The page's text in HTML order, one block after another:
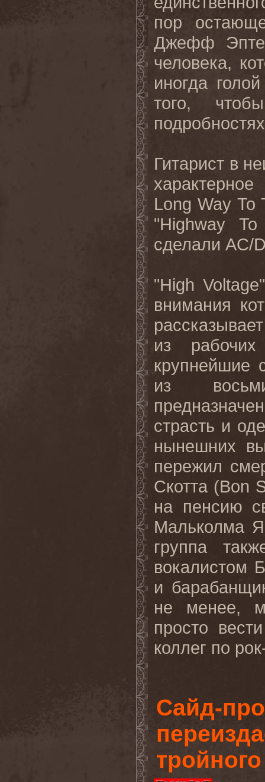
пор
Джефф
человека,
иногда
того,
Гитарист в
Long Way To
"Highway
To
сделали AC/
"High Voltage
внимания
из
крупнейшие
из
страсть и
нынешних
пережил
Скотта (Bon
на пенсию
Мальколма
группа
вокалистом
и
не менее,
просто
коллег по
Сайд-